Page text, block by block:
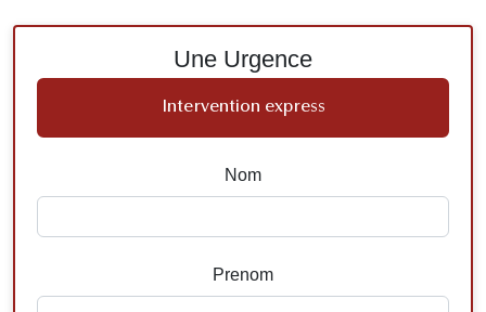
Une Urgence
Intervention express
Nom
Prenom